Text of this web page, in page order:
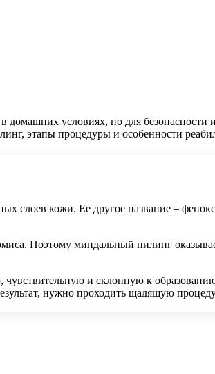
условиях, но для безопасности
этапы процедуры и особенности
слоев кожи. Ее другое название –
Поэтому миндальный пилинг
и склонную к
нужно проходить щадящую